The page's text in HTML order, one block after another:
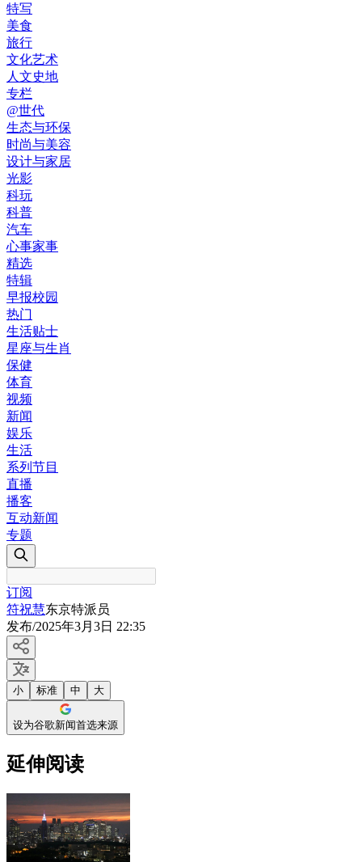
特写
美食
旅行
文化艺术
人文史地
专栏
@世代
生态与环保
时尚与美容
设计与家居
光影
科玩
科普
汽车
心事家事
精选
特辑
早报校园
热门
生活贴士
星座与生肖
保健
体育
视频
新闻
娱乐
生活
系列节目
直播
播客
互动新闻
专题
订阅
符祝慧东京特派员
发布/2025年3月3日 22:35
小 标准 中 大
设为谷歌新闻首选来源
延伸阅读